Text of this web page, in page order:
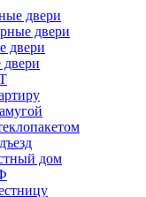
двери
двери
двери
дом